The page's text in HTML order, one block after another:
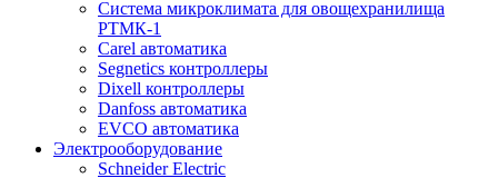
Система микроклимата для овощехранилища
РТМК-1
Carel автоматика
Segnetics контроллеры
Dixell контроллеры
Danfoss автоматика
EVCO автоматика
Электрооборудование
Schneider Electric